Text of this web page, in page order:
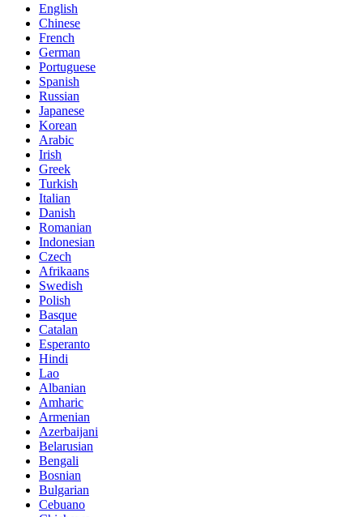
English
Chinese
French
German
Portuguese
Spanish
Russian
Japanese
Korean
Arabic
Irish
Greek
Turkish
Italian
Danish
Romanian
Indonesian
Czech
Afrikaans
Swedish
Polish
Basque
Catalan
Esperanto
Hindi
Lao
Albanian
Amharic
Armenian
Azerbaijani
Belarusian
Bengali
Bosnian
Bulgarian
Cebuano